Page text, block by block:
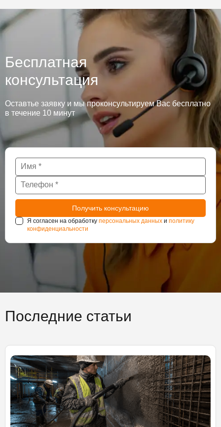
Бесплатная
консультация
Оставтье заявку и мы проконсультируем Вас бесплатно
в течение 10 минут
Я согласен на обработку персональных данных и политику
конфиденциальности
Последние статьи